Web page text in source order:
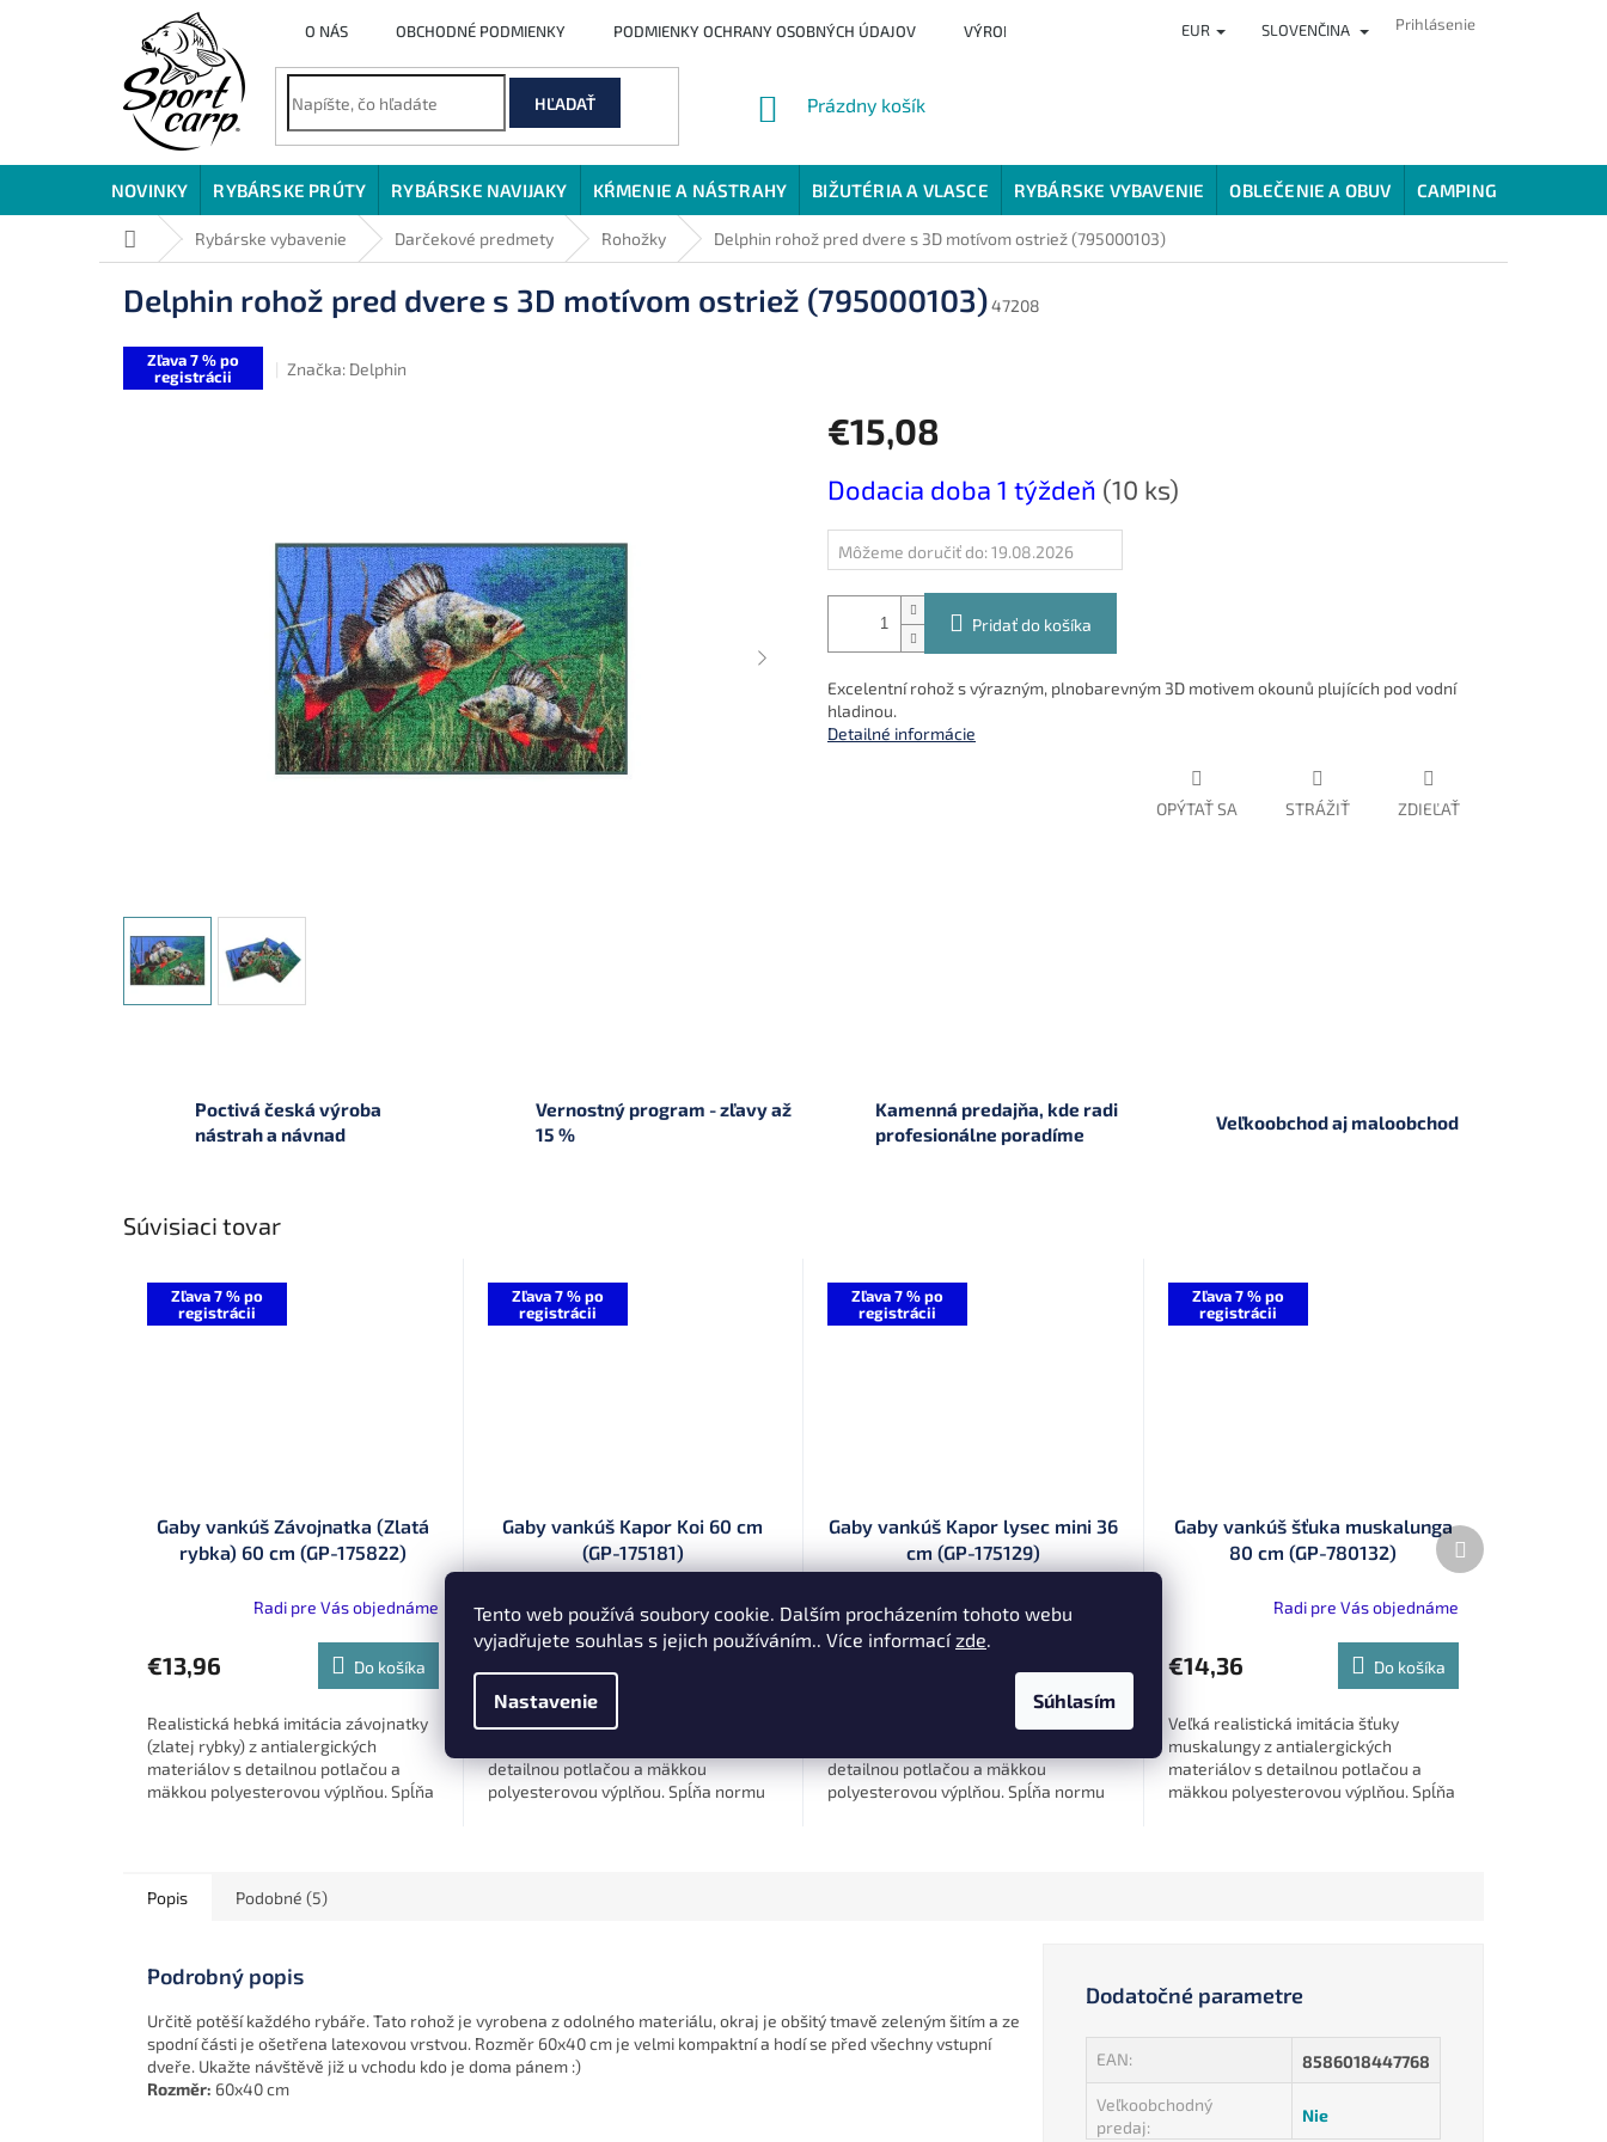
Tento web používá soubory cookie. Dalším procházením tohoto webu
vyjadřujete souhlas s jejich používáním.. Více informacízde
Nastavenie Súhlasím
O NÁS OBCHODNÉ PODMIENKY PODMIENKY OCHRANY OSOBNÝCH ÚDAJOV VÝROBCI PREDAJŇA HODNOTENIE OBCHODU
EUR SLOVENČINA Prihlásenie
HĽADAŤ
NÁKUPNÝ
Prázdny košík
NOVINKY RYBÁRSKE PRÚTY RYBÁRSKE NAVIJAKY KŔMENIE A NÁSTRAHY BIŽUTÉRIA A VLASCE RYBÁRSKE VYBAVENIE OBLEČENIE A OBUV CAMPING
DomovRybárske vybavenie Darčekové predmety Rohožky Delphin rohož pred dvere s 3D motívom ostriež (795000103)
Delphin rohož pred dvere s 3D motívom ostriež (795000103)47208
Zľava 7 % po
registrácii
Značka: Delphin
€15,08
cena:
Dodacia doba 1 týždeň (10 ks)
Môžeme doručiť do: 19.08.2026
Pridať do košíka
Excelentní rohož s výrazným, plnobarevným 3D motivem okounů plujících pod vodní
hladinou.
Detailné informácie
OPÝTAŤ SA STRÁŽIŤ ZDIEĽAŤ
Poctivá česká výroba
nástrah a návnad
Vernostný program - zľavy až
15 %
Kamenná predajňa, kde radi
profesionálne poradíme
Veľkoobchod aj maloobchod
Súvisiaci tovar
Zľava 7 % po
registrácii
Gaby vankúš Závojnatka (Zlatá
rybka) 60 cm (GP-175822)
Radi pre Vás objednáme
€13,96 Do košíka
Realistická hebká imitácia závojnatky
(zlatej rybky) z antialergických
materiálov s detailnou potlačou a
mäkkou polyesterovou výplňou. Spĺňa
Zľava 7 % po
registrácii
Gaby vankúš Kapor Koi 60 cm
(GP-175181)
Radi pre Vás objednáme
€17,96
Elegantná realistická imitácia kapra
detailnou potlačou a mäkkou
polyesterovou výplňou. Spĺňa normu
Zľava 7 % po
registrácii
Gaby vankúš Kapor lysec mini 36
cm (GP-175129)
Radi pre Vás objednáme
Realistická hebká imitácia kapra lysca
detailnou potlačou a mäkkou
polyesterovou výplňou. Spĺňa normu
Zľava 7 % po
registrácii
Gaby vankúš šťuka muskalunga
80 cm (GP-780132)
Radi pre Vás objednáme
€14,36 Do košíka
Veľká realistická imitácia šťuky
muskalungy z antialergických
materiálov s detailnou potlačou a
mäkkou polyesterovou výplňou. Spĺňa
Ďalší
produkt
Popis Podobné (5)
Podrobný popis
Určitě potěší každého rybáře. Tato rohož je vyrobena z odolného materiálu, okraj je obšitý tmavě zeleným šitím a ze
spodní části je ošetřena latexovou vrstvou. Rozměr 60x40 cm je velmi kompaktní a hodí se před všechny vstupní
dveře. Ukažte návštěvě již u vchodu kdo je doma pánem :)
Rozměr: 60x40 cm
Dodatočné parametre
EAN: 8586018447768
Veľkoobchodný
predaj:
Nie